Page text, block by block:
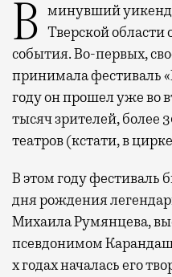
В минувший уикенд маленькая Старица в Тверской области
события. Во-первых,
принимала фестиваль
году он прошел уже во
тысяч зрителей, более
театров (кстати, в
В этом году фестиваль
дня рождения
Михаила Румянцева,
псевдонимом
х годах началась его